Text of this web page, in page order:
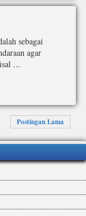
sebagai
agar
...
Postingan Lama